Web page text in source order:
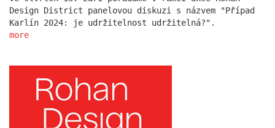
Design District panelovou diskuzi s názvem "Případ
Karlín 2024: je udržitelnost udržitelná?".
more